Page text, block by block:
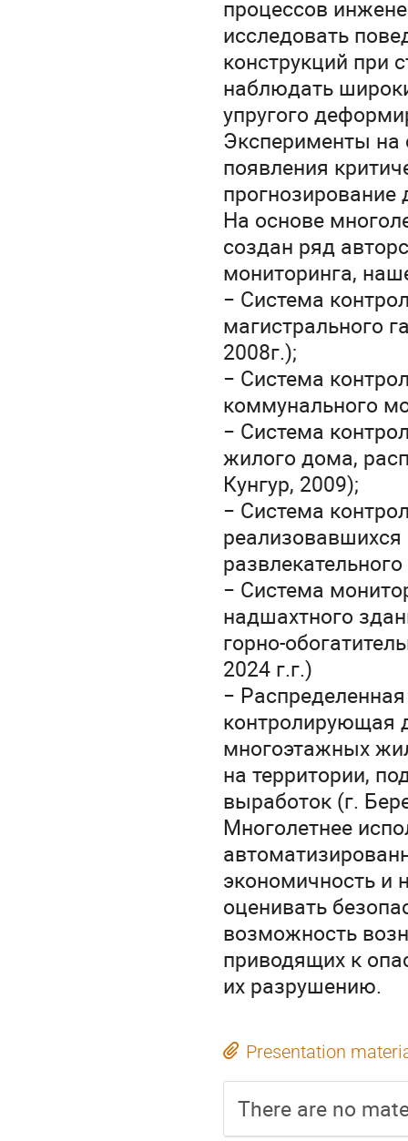
процессов
исследовать
конструкций при
наблюдать
упругого
Эксперименты на
появления
прогнозирование
На основе
создан ряд
мониторинга,
− Система
магистрального
2008г.);
− Система
коммунального
− Система
жилого дома,
Кунгур, 2009);
− Система
реализовавшихся
− Система
надшахтного
горно-
2024 г.г.)
−
контролирующая
многоэтажных
на территории,
выработок (г.
Многолетнее
экономичность и
оценивать
возможность
приводящих к
их разрушению.
Presentation
There are no